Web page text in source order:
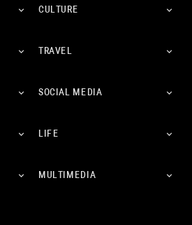
CULTURE
TRAVEL
SOCIAL MEDIA
LIFE
MULTIMEDIA